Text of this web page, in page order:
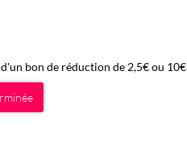
bon de réduction de 2,5€ ou 10€